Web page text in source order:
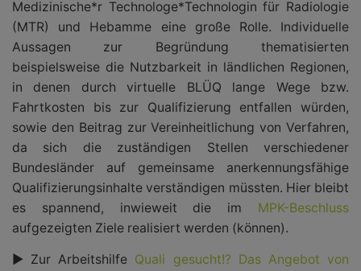
Medizinische*r Technologe*Technologin für Radiologie
(MTR) und Hebamme eine große Rolle. Individuelle
Aussagen zur Begründung thematisierten
beispielsweise die Nutzbarkeit in ländlichen Regionen,
in denen durch virtuelle BLÜQ lange Wege bzw.
Fahrtkosten bis zur Qualifizierung entfallen würden,
sowie den Beitrag zur Vereinheitlichung von Verfahren,
da sich die zuständigen Stellen verschiedener
Bundesländer auf gemeinsame anerkennungsfähige
Qualifizierungsinhalte verständigen müssten. Hier bleibt
es spannend, inwieweit die im MPK-Beschluss
aufgezeigten Ziele realisiert werden (können).
► Zur Arbeitshilfe Quali gesucht!? Das Angebot von